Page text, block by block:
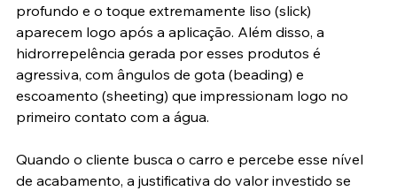
profundo e o toque extremamente liso (slick)
aparecem logo após a aplicação. Além disso, a
hidrorrepelência gerada por esses produtos é
agressiva, com ângulos de gota (beading) e
escoamento (sheeting) que impressionam logo no
primeiro contato com a água.
Quando o cliente busca o carro e percebe esse nível
de acabamento, a justificativa do valor investido se